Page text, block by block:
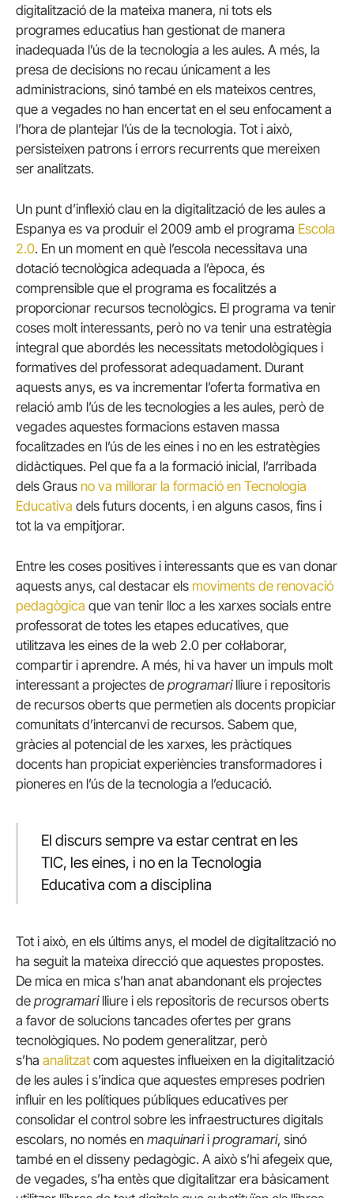
digitalització de la mateixa manera, ni tots els
programes educatius han gestionat de manera
inadequada l’ús de la tecnologia a les aules. A més, la
presa de decisions no recau únicament a les
administracions, sinó també en els mateixos centres,
que a vegades no han encertat en el seu enfocament a
l’hora de plantejar l’ús de la tecnologia. Tot i això,
persisteixen patrons i errors recurrents que mereixen
ser analitzats.
Un punt d’inflexió clau en la digitalització de les aules a
Espanya es va produir el 2009 amb el programa Escola
2.0. En un moment en què l’escola necessitava una
dotació tecnològica adequada a l’època, és
comprensible que el programa es focalitzés a
proporcionar recursos tecnològics. El programa va tenir
coses molt interessants, però no va tenir una estratègia
integral que abordés les necessitats metodològiques i
formatives del professorat adequadament. Durant
aquests anys, es va incrementar l’oferta formativa en
relació amb l’ús de les tecnologies a les aules, però de
vegades aquestes formacions estaven massa
focalitzades en l’ús de les eines i no en les estratègies
didàctiques. Pel que fa a la formació inicial, l’arribada
dels Graus no va millorar la formació en Tecnologia
Educativa dels futurs docents, i en alguns casos, fins i
tot la va empitjorar.
Entre les coses positives i interessants que es van donar
aquests anys, cal destacar els moviments de renovació
pedagògica que van tenir lloc a les xarxes socials entre
professorat de totes les etapes educatives, que
utilitzava les eines de la web 2.0 per col·laborar,
compartir i aprendre. A més, hi va haver un impuls molt
interessant a projectes de programarilliure i repositoris
de recursos oberts que permetien als docents propiciar
comunitats d’intercanvi de recursos. Sabem que,
gràcies al potencial de les xarxes, les pràctiques
docents han propiciat experiències transformadores i
pioneres en l’ús de la tecnologia a l’educació.
El discurs sempre va estar centrat en les
TIC, les eines, i no en la Tecnologia
Educativa com a disciplina
Tot i això, en els últims anys, el model de digitalització no
ha seguit la mateixa direcció que aquestes propostes.
De mica en mica s’han anat abandonant els projectes
de programarilliure i els repositoris de recursos oberts
a favor de solucions tancades ofertes per grans
tecnològiques. No podem generalitzar, però
s’ha analitzat com aquestes influeixen en la digitalització
de les aules i s’indica que aquestes empreses podrien
influir en les polítiques públiques educatives per
consolidar el control sobre les infraestructures digitals
escolars, no només en maquinarii programari, sinó
també en el disseny pedagògic. A això s’hi afegeix que,
de vegades, s’ha entès que digitalitzar era bàsicament